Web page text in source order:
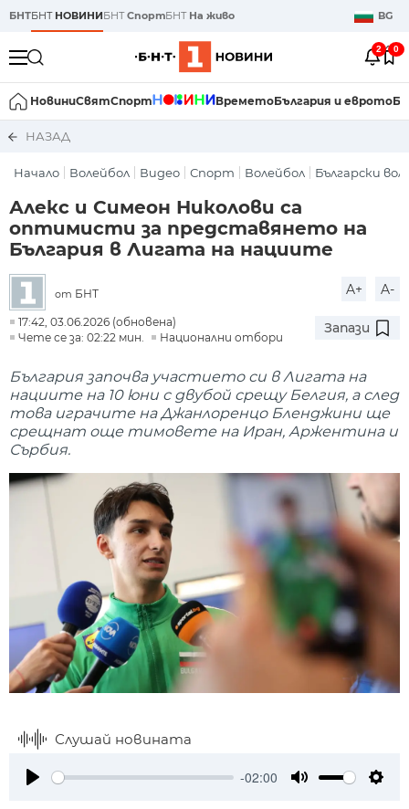
БНТБНТ НОВИНИБНТСпортБНТ На живо BG
2 0
НовиниСвятСпорт ВреметоБългария и еврото
НАЗАД
Начало Волейбол Видео Спорт Волейбол Български
Алекс и Симеон Николови са
оптимисти за представянето на
България в Лигата на нациите
от БНТ A+ A-
17:42, 03.06.2026 (обновена)
Чете се за: 02:22 мин.
Национални отбори
Запази
България започва участието си в Лигата на
нациите на 10 юни с двубой срещу Белгия, а след
това играчите на Джанлоренцо Бленджини ще
срещнат още тимовете на Иран, Аржентина и
Сърбия.
Слушай новината
-02:00